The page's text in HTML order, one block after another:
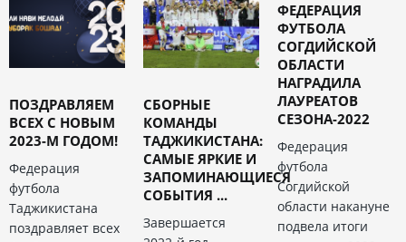
ПОЗДРАВЛЯЕМ
ВСЕХ С НОВЫМ
2023-М ГОДОМ!
Федерация
футбола
Таджикистана
поздравляет всех
СБОРНЫЕ
КОМАНДЫ
ТАДЖИКИСТАНА:
САМЫЕ ЯРКИЕ И
ЗАПОМИНАЮЩИЕСЯ
СОБЫТИЯ ...
Завершается
ФЕДЕРАЦИЯ
ФУТБОЛА
СОГДИЙСКОЙ
ОБЛАСТИ
НАГРАДИЛА
ЛАУРЕАТОВ
СЕЗОНА-2022
Федерация
футбола
Согдийской
области накануне
подвела итоги